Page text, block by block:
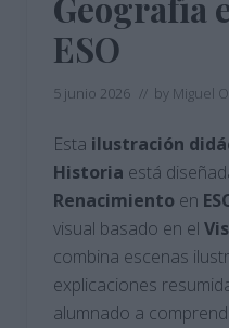
ESO
5 junio 2026 // by Miguel
Esta ilustración
Historia está
Renacimiento en
visual basado en el
combina escenas
explicaciones
alumnado a